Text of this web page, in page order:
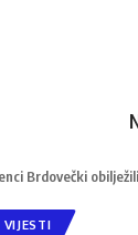
Brdovečki
VIJESTI